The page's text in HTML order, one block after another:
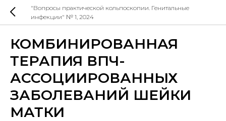
"Вопросы практической кольпоскопии. Генитальные
инфекции" № 1, 2024
КОМБИНИРОВАННАЯ
ТЕРАПИЯ ВПЧ-
АССОЦИИРОВАННЫХ
ЗАБОЛЕВАНИЙ ШЕЙКИ
МАТКИ